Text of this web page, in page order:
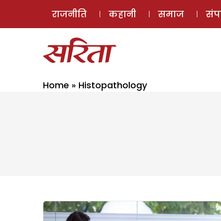
राजनीति कहानी समाज
Home » Histopathology